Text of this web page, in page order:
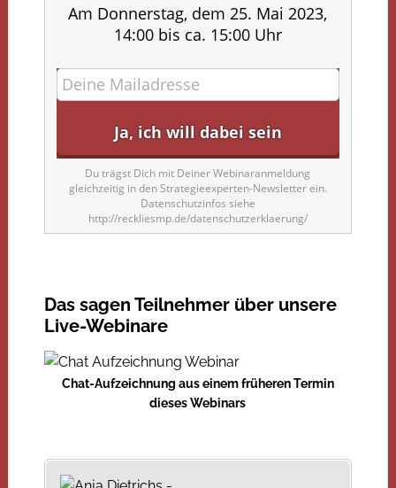
Am Donnerstag, dem 25. Mai 2023,
14:00 bis ca. 15:00 Uhr
Du trägst Dich mit Deiner Webinaranmeldung
gleichzeitig in den Strategieexperten-Newsletter ein.
Datenschutzinfos siehe
http://reckliesmp.de/datenschutzerklaerung/
Das sagen Teilnehmer über unsere
Live-Webinare
Chat-Aufzeichnung aus einem früheren Termin
dieses Webinars